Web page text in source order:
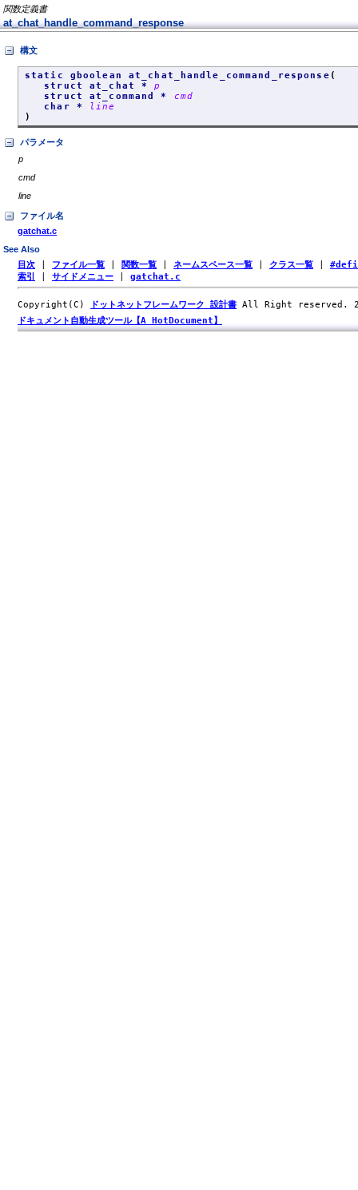
関数定義書
at_chat_handle_command_response
構文
static gboolean at_chat_handle_command_response (
struct at_chat *p
struct at_command * cmd
char *
line
)
パラメータ
p
cmd
line
ファイル名
gatchat.c
See Also
目次 ファイル一覧 関数一覧 ネームスペース一覧 クラス一覧
索引
サイドメニュー gatchat.c
Copyright(C) ドットネットフレームワーク 設計書 All Right reserved.
ドキュメント自動生成ツール【A HotDocument】